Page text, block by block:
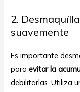
2.
suavemente
Es importante
paraevitar la
debilitarlas. Utiliza